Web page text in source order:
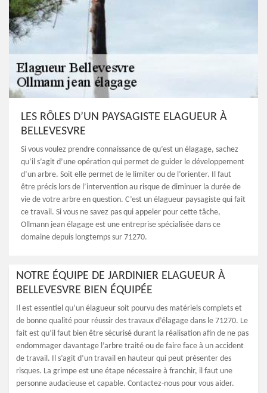
LES RÔLES D’UN PAYSAGISTE ELAGUEUR À
BELLEVESVRE
Si vous voulez prendre connaissance de qu’est un élagage, sachez
qu’il s’agit d’une opération qui permet de guider le développement
d’un arbre. Soit elle permet de le limiter ou de l’orienter. Il faut
être précis lors de l’intervention au risque de diminuer la durée de
vie de votre arbre en question. C’est un élagueur paysagiste qui fait
ce travail. Si vous ne savez pas qui appeler pour cette tâche,
Ollmann jean élagage est une entreprise spécialisée dans ce
domaine depuis longtemps sur 71270.
NOTRE ÉQUIPE DE JARDINIER ELAGUEUR À
BELLEVESVRE BIEN ÉQUIPÉE
Il est essentiel qu’un élagueur soit pourvu des matériels complets et
de bonne qualité pour réussir des travaux d’élagage dans le 71270. Le
fait est qu’il faut bien être sécurisé durant la réalisation afin de ne pas
endommager davantage l’arbre traité ou de faire face à un accident
de travail. Il s’agit d’un travail en hauteur qui peut présenter des
risques. La grimpe est une étape nécessaire à franchir, il faut une
personne audacieuse et capable. Contactez-nous pour vous aider.